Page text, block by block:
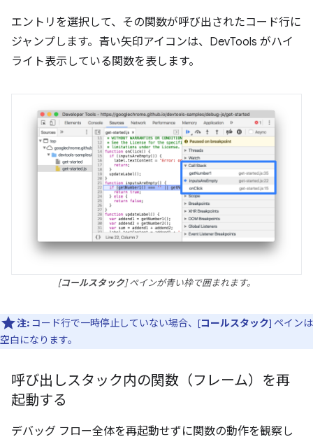
エントリを選択して、その関数が呼び出されたコード行に
ジャンプします。青い矢印アイコンは、DevTools がハイ
ライト表示している関数を表します。
[コールスタック] ペインが青い枠で囲まれます。
注: コード行で一時停止していない場合、[コールスタック] ペインは
空白になります。
呼び出しスタック内の関数（フレーム）を再
起動する
デバッグ フロー全体を再起動せずに関数の動作を観察し